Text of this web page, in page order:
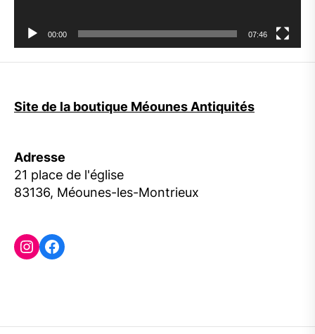
00:00 07:46
Site de la boutique Méounes Antiquités
Adresse
21 place de l'église
83136, Méounes-les-Montrieux
Instagram
Facebook